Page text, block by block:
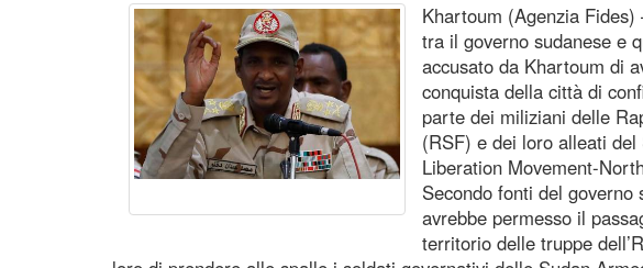
Khartoum (Agenzia
tra il governo sudanese e
accusato da Khartoum di
conquista della città di
parte dei miliziani delle
(RSF) e dei loro alleati del
Liberation Movement-
Secondo fonti del governo
avrebbe permesso il
territorio delle truppe